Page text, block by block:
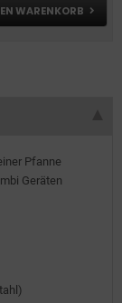
WARENKORB
Pfanne
Geräten